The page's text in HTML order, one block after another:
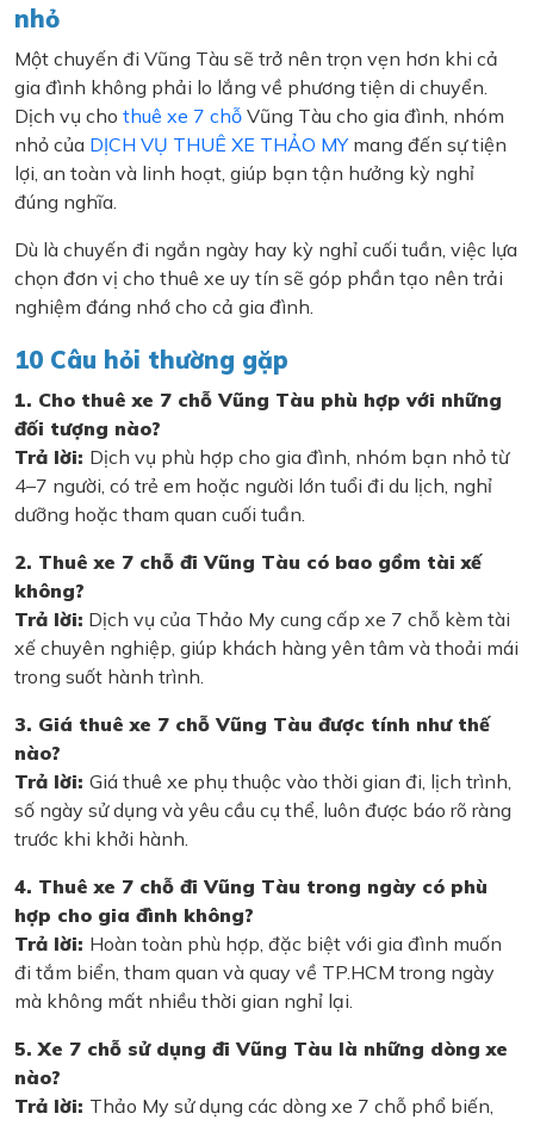
nhỏ
Một chuyến đi Vũng Tàu sẽ trở nên trọn vẹn hơn khi cả
gia đình không phải lo lắng về phương tiện di chuyển.
Dịch vụ cho thuê xe 7 chỗ Vũng Tàu cho gia đình, nhóm
nhỏ của DỊCH VỤ THUÊ XE THẢO MYmang đến sự tiện
lợi, an toàn và linh hoạt, giúp bạn tận hưởng kỳ nghỉ
đúng nghĩa.
Dù là chuyến đi ngắn ngày hay kỳ nghỉ cuối tuần, việc lựa
chọn đơn vị cho thuê xe uy tín sẽ góp phần tạo nên trải
nghiệm đáng nhớ cho cả gia đình.
10 Câu hỏi thường gặp
1. Cho thuê xe 7 chỗ Vũng Tàu phù hợp với những
đối tượng nào?
Trả lời: Dịch vụ phù hợp cho gia đình, nhóm bạn nhỏ từ
4–7 người, có trẻ em hoặc người lớn tuổi đi du lịch, nghỉ
dưỡng hoặc tham quan cuối tuần.
2. Thuê xe 7 chỗ đi Vũng Tàu có bao gồm tài xế
không?
Trả lời: Dịch vụ của Thảo My cung cấp xe 7 chỗ kèm tài
xế chuyên nghiệp, giúp khách hàng yên tâm và thoải mái
trong suốt hành trình.
3. Giá thuê xe 7 chỗ Vũng Tàu được tính như thế
nào?
Trả lời: Giá thuê xe phụ thuộc vào thời gian đi, lịch trình,
số ngày sử dụng và yêu cầu cụ thể, luôn được báo rõ ràng
trước khi khởi hành.
4. Thuê xe 7 chỗ đi Vũng Tàu trong ngày có phù
hợp cho gia đình không?
Trả lời: Hoàn toàn phù hợp, đặc biệt với gia đình muốn
đi tắm biển, tham quan và quay về TP.HCM trong ngày
mà không mất nhiều thời gian nghỉ lại.
5. Xe 7 chỗ sử dụng đi Vũng Tàu là những dòng xe
nào?
Trả lời: Thảo My sử dụng các dòng xe 7 chỗ phổ biến,